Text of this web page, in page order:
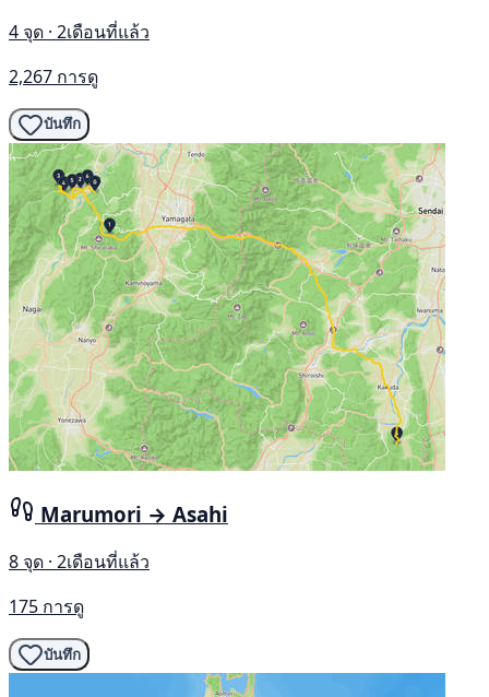
4 จุด · 2เดือนที่แล้ว
2,267 การดู
บันทึก
Marumori → Asahi
8 จุด · 2เดือนที่แล้ว
175 การดู
บันทึก